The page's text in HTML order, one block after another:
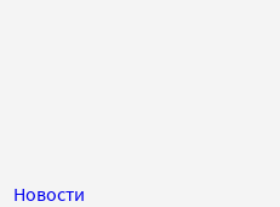
Новости